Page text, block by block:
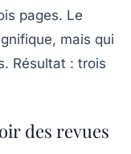
pages. Le
mais qui
Résultat : trois
des revues